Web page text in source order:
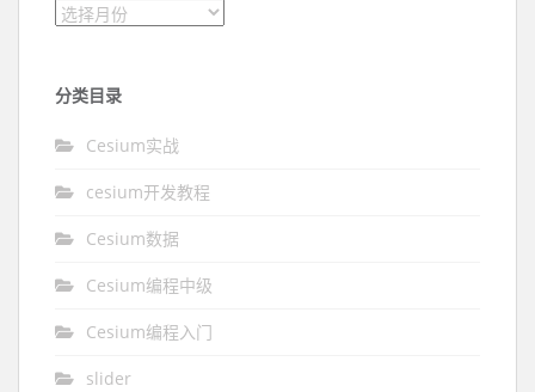
文章归档
分类目录
Cesium实战
cesium开发教程
Cesium数据
Cesium编程中级
Cesium编程入门
slider